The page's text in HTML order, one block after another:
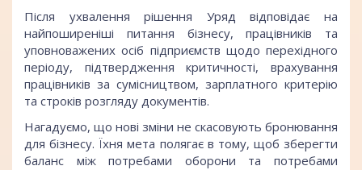
Після ухвалення рішення Уряд відповідає на
найпоширеніші питання бізнесу, працівників та
уповноважених осіб підприємств щодо перехідного
періоду, підтвердження критичності, врахування
працівників за сумісництвом, зарплатного критерію
та строків розгляду документів.
Нагадуємо, що нові зміни не скасовують бронювання
для бізнесу. Їхня мета полягає в тому, щоб зберегти
баланс між потребами оборони та потребами